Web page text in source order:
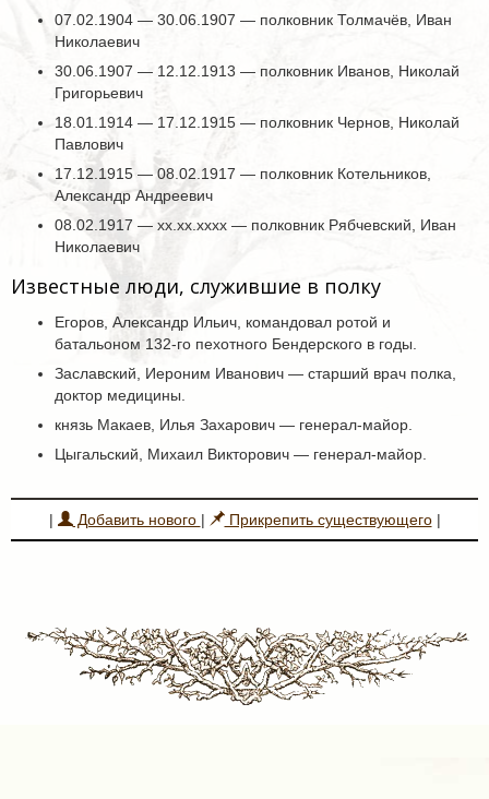
07.02.1904 — 30.06.1907 — полковник Толмачёв, Иван
Николаевич
30.06.1907 — 12.12.1913 — полковник Иванов, Николай
Григорьевич
18.01.1914 — 17.12.1915 — полковник Чернов, Николай
Павлович
17.12.1915 — 08.02.1917 — полковник Котельников,
Александр Андреевич
08.02.1917 — хх.хх.хххх — полковник Рябчевский, Иван
Николаевич
Известные люди, служившие в полку
Егоров, Александр Ильич, командовал ротой и
батальоном 132-го пехотного Бендерского в годы.
Заславский, Иероним Иванович — старший врач полка,
доктор медицины.
князь Макаев, Илья Захарович — генерал-майор.
Цыгальский, Михаил Викторович — генерал-майор.
| Добавить нового | Прикрепить существующего|